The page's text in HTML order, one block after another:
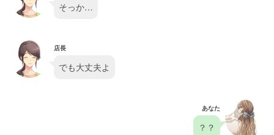
そっか…
店長
でも大丈夫よ
あなた
？？